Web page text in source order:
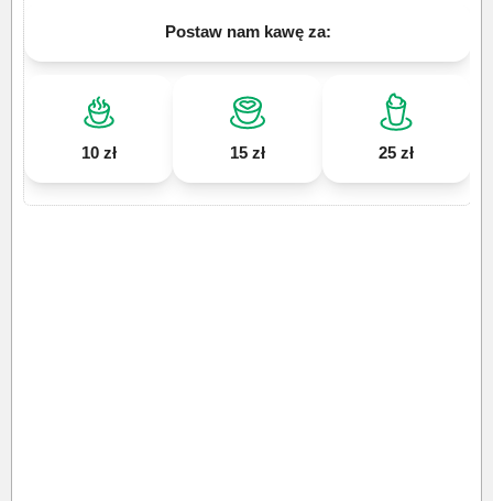
Postaw nam kawę za:
10 zł 15 zł 25 zł